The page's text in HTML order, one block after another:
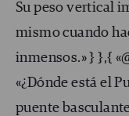
Su peso vertical
mismo cuando
inmensos.» } },{
«¿Dónde está el
puente